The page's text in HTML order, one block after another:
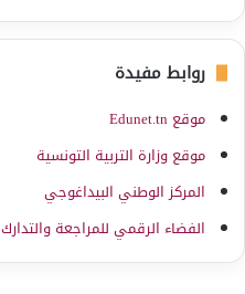
روابط مفيدة
موقع Edunet.tn
موقع وزارة التربية التونسية
المركز الوطني البيداغوجي
الفضاء الرقمي للمراجعة والتدارك